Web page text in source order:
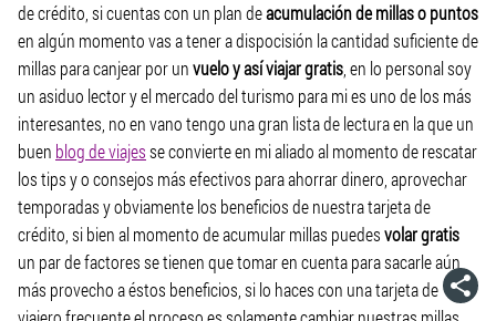
de crédito, si cuentas con un plan deacumulación de millas o puntos
en algún momento vas a tener a dispocisión la cantidad suficiente de
millas para canjear por unvuelo y así viajar gratis, en lo personal soy
un asiduo lector y el mercado del turismo para mi es uno de los más
interesantes, no en vano tengo una gran lista de lectura en la que un
buen blog de viajesse convierte en mi aliado al momento de rescatar
los tips y o consejos más efectivos para ahorrar dinero, aprovechar
temporadas y obviamente los beneficios de nuestra tarjeta de
crédito, si bien al momento de acumular millas puedesvolar gratis
un par de factores se tienen que tomar en cuenta para sacarle aún
más provecho a éstos beneficios, si lo haces con una tarjeta de